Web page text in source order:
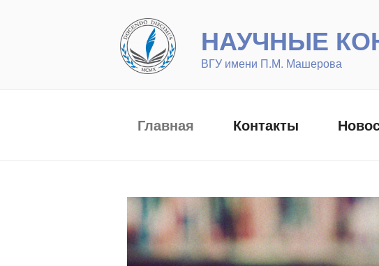
НАУЧНЫЕ
ВГУ имени П.М. Машерова
Главная Контакты